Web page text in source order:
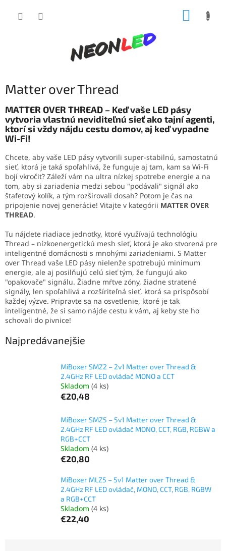
Matter over Thread
MATTER OVER THREAD – Keď vaše LED pásy
vytvoria vlastnú neviditeľnú sieť ako tajní agenti,
ktorí si vždy nájdu cestu domov, aj keď vypadne
Wi-Fi!
Chcete, aby vaše LED pásy vytvorili super-stabilnú, samostatnú
sieť, ktorá je taká spoľahlivá, že funguje aj tam, kam sa Wi-Fi
bojí vkročiť? Záleží vám na ultra nízkej spotrebe energie a na
tom, aby si zariadenia medzi sebou "podávali" signál ako
štafetový kolík, a tým rozširovali dosah? Potom je čas na
pripojenie novej generácie! Vitajte v kategórii MATTER OVER
THREAD.
Tu nájdete riadiace jednotky, ktoré využívajú technológiu
Thread – nízkoenergetickú mesh sieť, ktorá je ako stvorená pre
inteligentné domácnosti s mnohými zariadeniami. S Matter
over Thread vaše LED pásy nielenže spotrebujú minimum
energie, ale aj posilňujú celú sieť tým, že fungujú ako
"opakovače" signálu. Žiadne mŕtve zóny, žiadne stratené
signály, len spoľahlivá a rozšíriteľná sieť, ktorá sa prispôsobí
každej výzve. Pripravte sa na osvetlenie, ktoré je tak
inteligentné, že si samo nájde cestu k vám, aj keby ste ho
schovali do pivnice!
Najpredávanejšie
MiBoxer SMZ2 – 2v1 Matter over Thread &
2.4GHz RF LED ovládač MONO a CCT
Skladom (4 ks)
€20,48
MiBoxer SMZ5 – 5v1 Matter over Thread &
2.4GHz RF LED ovládač MONO, CCT, RGB, RGBW a
RGB+CCT
Skladom (4 ks)
€20,80
MiBoxer MLZ5 – 5v1 Matter over Thread &
2.4GHz RF LED ovládač, MONO, CCT, RGB, RGBW
a RGB+CCT
Skladom (4 ks)
€22,40